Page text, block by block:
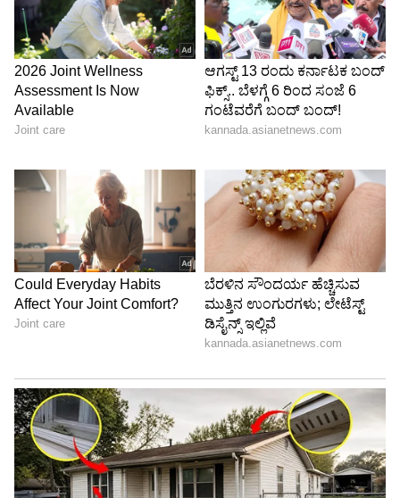
ಆಧಾರಿತ ಅನುಮೋದನೆ ಟೋಕನ್ಗಳಂತಹ ಸುಧಾರಿತ ಭದ್ರತಾ
ಕ್ರಮಗಳನ್ನು ಹೆಚ್ಚಾಗಿ ಪ್ರಚಾರ ಮಾಡಲಾಗುತ್ತಿದೆ.
6